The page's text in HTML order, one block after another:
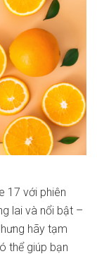
17 với phiên
lai và nổi bật –
hãy tạm
thể giúp bạn